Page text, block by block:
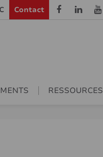
Contact
RESSOURCES